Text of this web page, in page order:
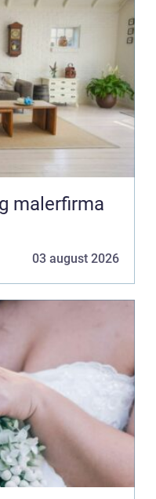
malerfirma
03 august 2026